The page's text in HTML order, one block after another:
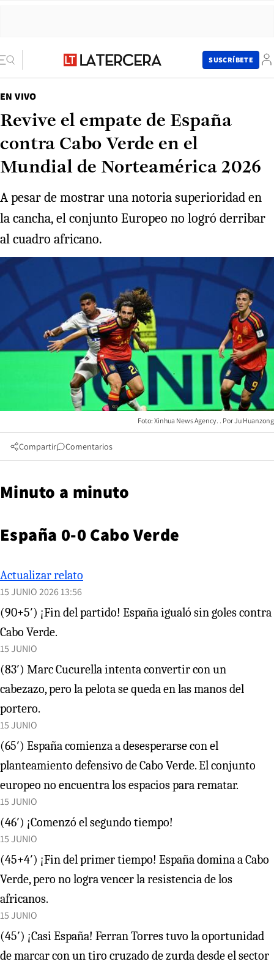
SUSCRÍBETE
EN VIVO
Revive el empate de España
contra Cabo Verde en el
Mundial de Norteamérica 2026
A pesar de mostrar una notoria superioridad en
la cancha, el conjunto Europeo no logró derribar
al cuadro africano.
Foto: Xinhua News Agency. Ju Huanzong
Compartir Comentarios
Minuto a minuto
España 0-0 Cabo Verde
Actualizar relato
15 JUNIO 2026 13:56
(90+5′) ¡Fin del partido! España igualó sin goles contra
Cabo Verde.
15 JUNIO
(83′) Marc Cucurella intenta convertir con un
cabezazo, pero la pelota se queda en las manos del
portero.
15 JUNIO
(65′) España comienza a desesperarse con el
planteamiento defensivo de Cabo Verde. El conjunto
europeo no encuentra los espacios para rematar.
15 JUNIO
(46′) ¡Comenzó el segundo tiempo!
15 JUNIO
(45+4′) ¡Fin del primer tiempo! España domina a Cabo
Verde, pero no logra vencer la resistencia de los
africanos.
15 JUNIO
(45′) ¡Casi España! Ferran Torres tuvo la oportunidad
de marcar con un tiro cruzado de zurda desde el sector